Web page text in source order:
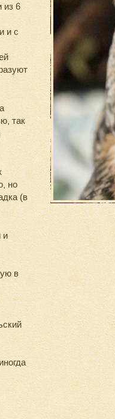
из 6
и с
так
но
(в
и
в